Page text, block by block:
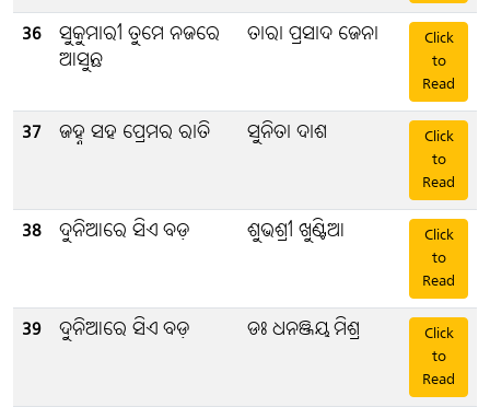
36
ସୁକୁମାରୀ ତୁମେ ନଜରେ
ଆସୁଛ
ତାରା ପ୍ରସାଦ ଜେନା
Click
to
Read
37 ଜହ୍ନ ସହ ପ୍ରେମର ରାତି ସୁନିତା ଦାଶ
Click
to
Read
38 ଦୁନିଆରେ ସିଏ ବଡ଼ ଶୁଭଶ୍ରୀ ଖୁଣ୍ଟିଆ
Click
to
Read
39 ଦୁନିଆରେ ସିଏ ବଡ଼ ଡଃ ଧନଞ୍ଜୟ ମିଶ୍ର
Click
to
Read